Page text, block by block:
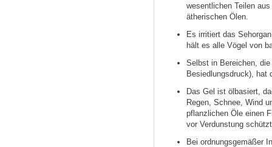
wesentlichen Teilen
ätherischen Ölen.
Es irritiert das
hält es alle Vögel von
Selbst in Bereichen,
Besiedlungsdruck), hat
Das Gel ist ölbasiert,
Regen, Schnee, Wind
pflanzlichen Öle einen
vor Verdunstung
Bei ordnungsgemäßer